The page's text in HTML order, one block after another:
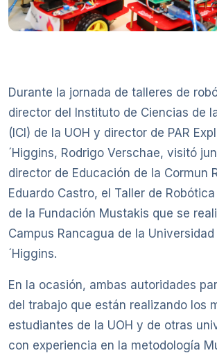
Durante la jornada de talleres de
director del Instituto de Ciencias de
(ICI) de la UOH y director de PAR
´Higgins, Rodrigo Verschae, visitó
director de Educación de la Cormun
Eduardo Castro, el Taller de
de la Fundación Mustakis que se
Campus Rancagua de la Universidad
´Higgins.
En la ocasión, ambas autoridades
del trabajo que están realizando los
estudiantes de la UOH y de otras
con experiencia en la metodología